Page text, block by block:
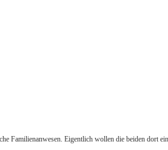
Familienanwesen. Eigentlich wollen die beiden dort